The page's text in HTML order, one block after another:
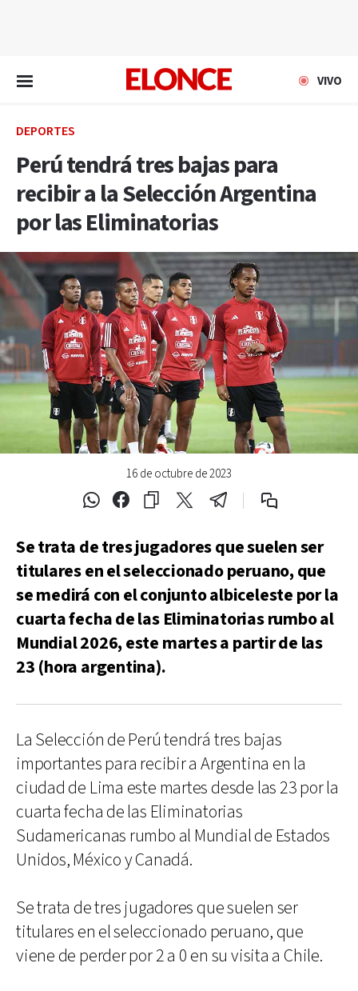
VIVO
DEPORTES
Perú tendrá tres bajas para
recibir a la Selección Argentina
por las Eliminatorias
16 de octubre de 2023
Se trata de tres jugadores que suelen ser
titulares en el seleccionado peruano, que
se medirá con el conjunto albiceleste por la
cuarta fecha de las Eliminatorias rumbo al
Mundial 2026, este martes a partir de las
23 (hora argentina).
La Selección de Perú tendrá tres bajas
importantes para recibir a Argentina en la
ciudad de Lima este martes desde las 23 por la
cuarta fecha de las Eliminatorias
Sudamericanas rumbo al Mundial de Estados
Unidos, México y Canadá.
Se trata de tres jugadores que suelen ser
titulares en el seleccionado peruano, que
viene de perder por 2 a 0 en su visita a Chile.